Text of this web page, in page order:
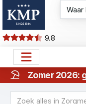
9.8
Zomer 2026: